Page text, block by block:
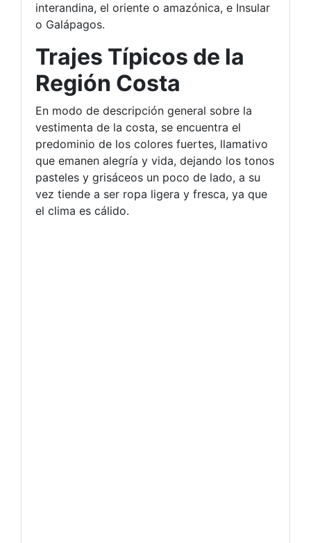
interandina, el oriente o amazónica, e Insular
o Galápagos.
Trajes Típicos de la
Región Costa
En modo de descripción general sobre la
vestimenta de la costa, se encuentra el
predominio de los colores fuertes, llamativo
que emanen alegría y vida, dejando los tonos
pasteles y grisáceos un poco de lado, a su
vez tiende a ser ropa ligera y fresca, ya que
el clima es cálido.